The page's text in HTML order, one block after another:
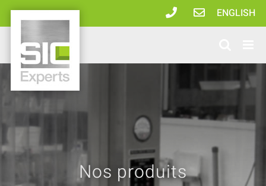
Passer
au
contenu
ENGLISH
Nos produits